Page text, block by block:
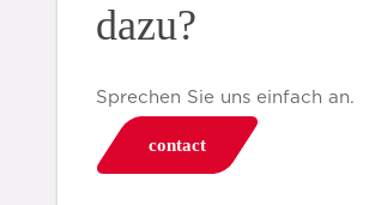
dazu?
Sprechen Sie uns einfach an.
contact